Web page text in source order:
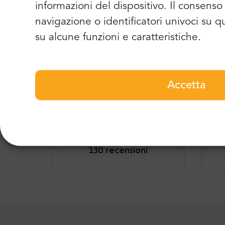
informazioni del dispositivo. Il
navigazione o identificatori univoci su
su alcune funzioni e caratteristiche.
Accetta
130 recensioni